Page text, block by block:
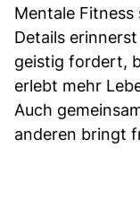
Mentale
Details
geistig fordert,
erlebt mehr
Auch
anderen bringt